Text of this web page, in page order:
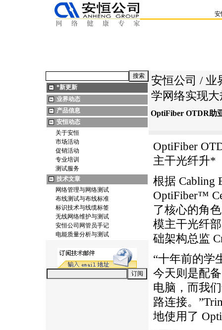
安
*新更新
业界动态
产品信息
安恒动态
关于安恒
市场活动
促销活动
专业培训
测试服务
技术文章
网络管理与网络测试
布线测试与布线标准
标识技术与线缆标签
无线网络维护与测试
安恒公司网管员手记
电能质量分析与测试
安恒公司 / 业
学网络实现
OptiFiber OTDR助
OptiFiber
主干光纤升*
根据 Cabling
OptiFiber™
了核心的角
模主干光纤
础架构总监
“十年前的学
今天则是配
电脑，而我
路连接。
地使用了